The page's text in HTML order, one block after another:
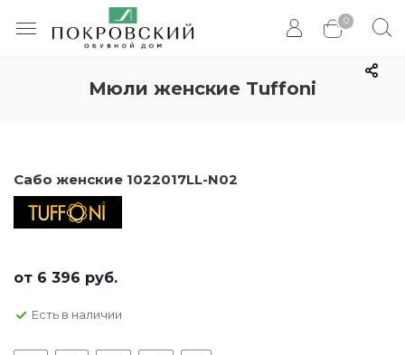
0
Мюли женские Tuffoni
Сабо женские 1022017LL-N02
от 6 396 руб.
Есть в наличии